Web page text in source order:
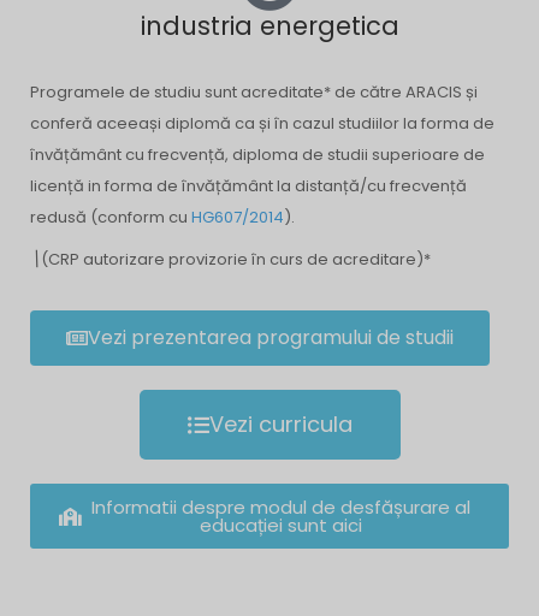
industria energetica
Programele de studiu sunt acreditate* de către ARACIS și
conferă aceeași diplomă ca și în cazul studiilor la forma de
învățământ cu frecvență, diploma de studii superioare de
licență in forma de învățământ la distanță/cu frecvență
redusă (conform cu HG607/2014).
\ (CRP autorizare provizorie în curs de acreditare)*
Vezi prezentarea programului de studii
Vezi curricula
Informatii despre modul de desfășurare al
educației sunt aici